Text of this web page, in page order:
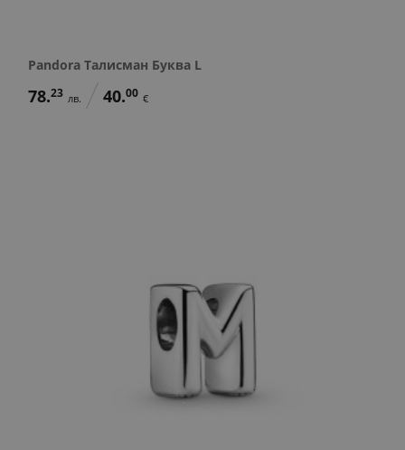
Pandora Талисман Буква L
78.23 лв. 40.00 €